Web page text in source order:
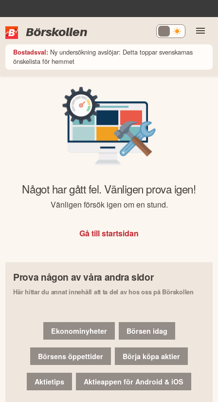
Börskollen
Bostadsval: Ny undersökning avslöjar: Detta toppar svenskarnas
önskelista för hemmet
Något har gått fel. Vänligen prova igen!
Vänligen försök igen om en stund.
Gå till startsidan
Prova någon av våra andra sidor
Här hittar du annat innehåll att ta del av hos oss på Börskollen
Ekonominyheter Börsen idag
Börsens öppettider Börja köpa aktier
Aktietips Aktieappen för Android & iOS